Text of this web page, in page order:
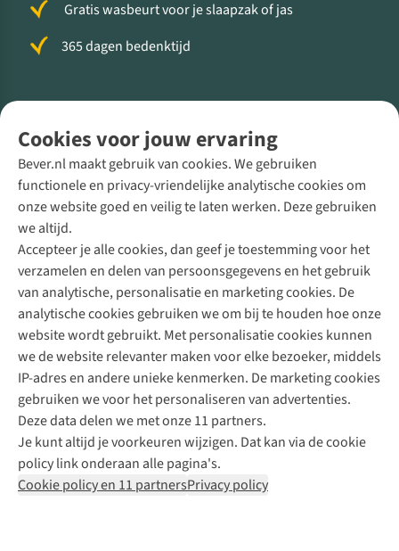
Cookies voor jouw ervaring
Bever.nl maakt gebruik van cookies. We gebruiken
functionele en privacy-vriendelijke analytische cookies om
onze website goed en veilig te laten werken. Deze gebruiken
we altijd.
Accepteer je alle cookies, dan geef je toestemming voor het
verzamelen en delen van persoonsgegevens en het gebruik
van analytische, personalisatie en marketing cookies. De
analytische cookies gebruiken we om bij te houden hoe onze
website wordt gebruikt. Met personalisatie cookies kunnen
we de website relevanter maken voor elke bezoeker, middels
IP-adres en andere unieke kenmerken. De marketing cookies
gebruiken we voor het personaliseren van advertenties.
Deze data delen we met onze 11 partners.
Je kunt altijd je voorkeuren wijzigen. Dat kan via de cookie
policy link onderaan alle pagina's.
Cookie policy en 11 partnersPrivacy policy
Gratis wasbeurt voor je slaapzak of jas
365 dagen bedenktijd
Direct advies van een Buitenexpert
+31 (0)85 888 50 88
+31 6 12 28 49 80
Contactformulier